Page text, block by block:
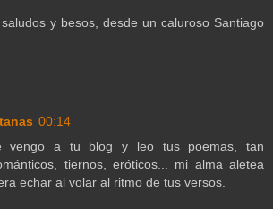
y besos, desde un caluroso Santiago
00:14
vengo a tu blog y leo tus poemas, tan
tiernos, eróticos... mi alma aletea
echar al volar al ritmo de tus versos.